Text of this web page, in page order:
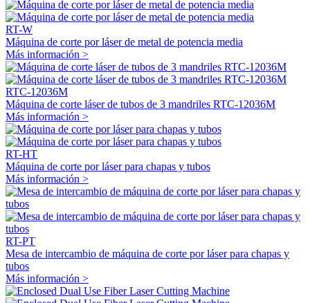
RT-W
Máquina de corte por láser de metal de potencia media
Más información >
RTC-12036M
Máquina de corte láser de tubos de 3 mandriles RTC-12036M
Más información >
RT-HT
Máquina de corte por láser para chapas y tubos
Más información >
RT-PT
Mesa de intercambio de máquina de corte por láser para chapas y
tubos
Más información >